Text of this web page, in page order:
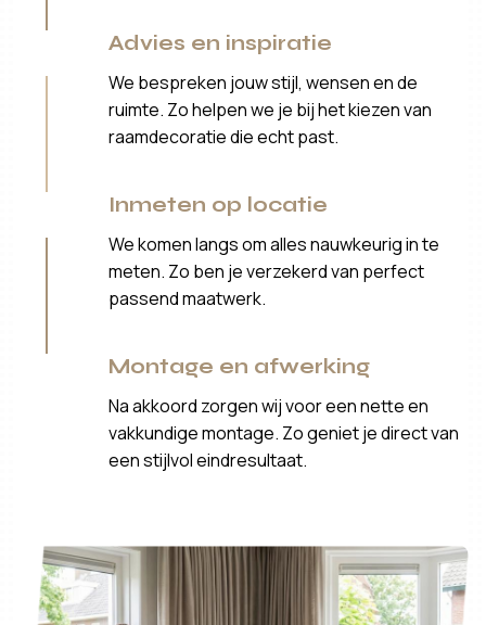
Advies en inspiratie
We bespreken jouw stijl, wensen en de
ruimte. Zo helpen we je bij het kiezen van
raamdecoratie die echt past.
Inmeten op locatie
We komen langs om alles nauwkeurig in te
meten. Zo ben je verzekerd van perfect
passend maatwerk.
Montage en afwerking
Na akkoord zorgen wij voor een nette en
vakkundige montage. Zo geniet je direct van
een stijlvol eindresultaat.